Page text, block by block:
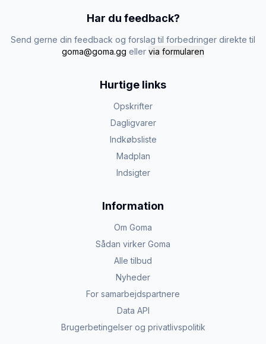
Har du feedback?
Send gerne din feedback og forslag til forbedringer direkte til
goma@goma.gg eller via formularen
Hurtige links
Opskrifter
Dagligvarer
Indkøbsliste
Madplan
Indsigter
Information
Om Goma
Sådan virker Goma
Alle tilbud
Nyheder
For samarbejdspartnere
Data API
Brugerbetingelser og privatlivspolitik